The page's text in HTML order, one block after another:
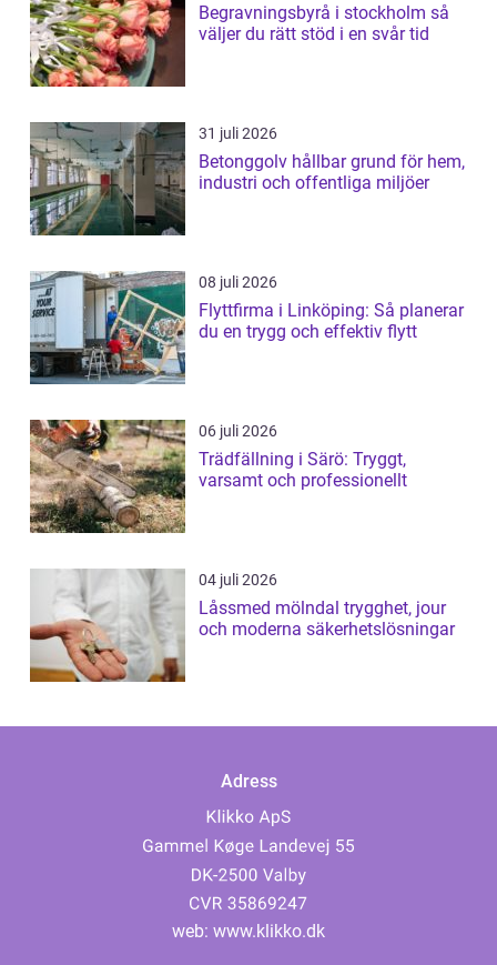
Begravningsbyrå i stockholm så
väljer du rätt stöd i en svår tid
31 juli 2026
Betonggolv hållbar grund för hem,
industri och offentliga miljöer
08 juli 2026
Flyttfirma i Linköping: Så planerar
du en trygg och effektiv flytt
06 juli 2026
Trädfällning i Särö: Tryggt,
varsamt och professionellt
04 juli 2026
Låssmed mölndal trygghet, jour
och moderna säkerhetslösningar
Adress
web: www.klikko.dk